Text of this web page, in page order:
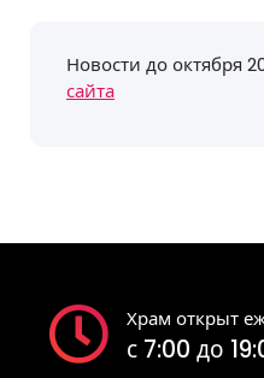
Новости до октября
сайта
Храм открыт
с 7:00 до